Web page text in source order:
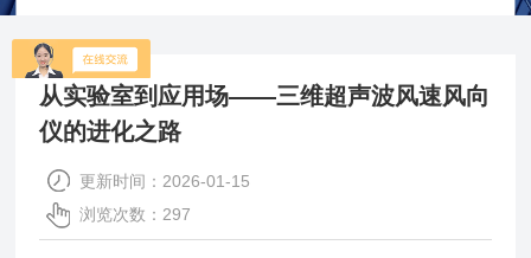
从实验室到应用场——三维超声波风速风向
仪的进化之路
更新时间：2026-01-15
浏览次数：297